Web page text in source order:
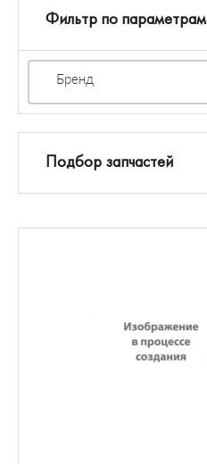
Фильтр по параметрам
Бренд
Подбор запчастей